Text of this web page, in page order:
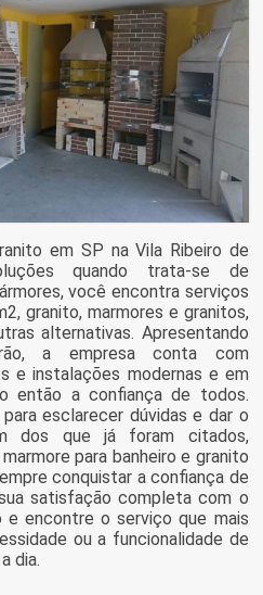
em SP na Vila Ribeiro de
quando trata-se de
você encontra serviços
granito, marmores e granitos,
alternativas. Apresentando
a empresa conta com
e instalações modernas e em
então a confiança de todos.
esclarecer dúvidas e dar o
dos que já foram citados,
para banheiro e granito
conquistar a confiança de
satisfação completa com o
encontre o serviço que mais
ou a funcionalidade de
dia.